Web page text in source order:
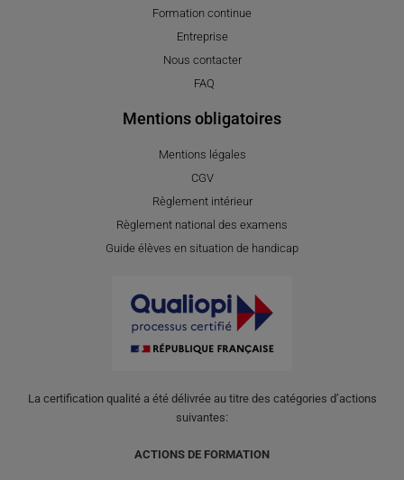
Formation continue
Entreprise
Nous contacter
FAQ
Mentions obligatoires
Mentions légales
CGV
Règlement intérieur
Règlement national des examens
Guide élèves en situation de handicap
La certification qualité a été délivrée au titre des catégories d’actions
suivantes:
ACTIONS DE FORMATION